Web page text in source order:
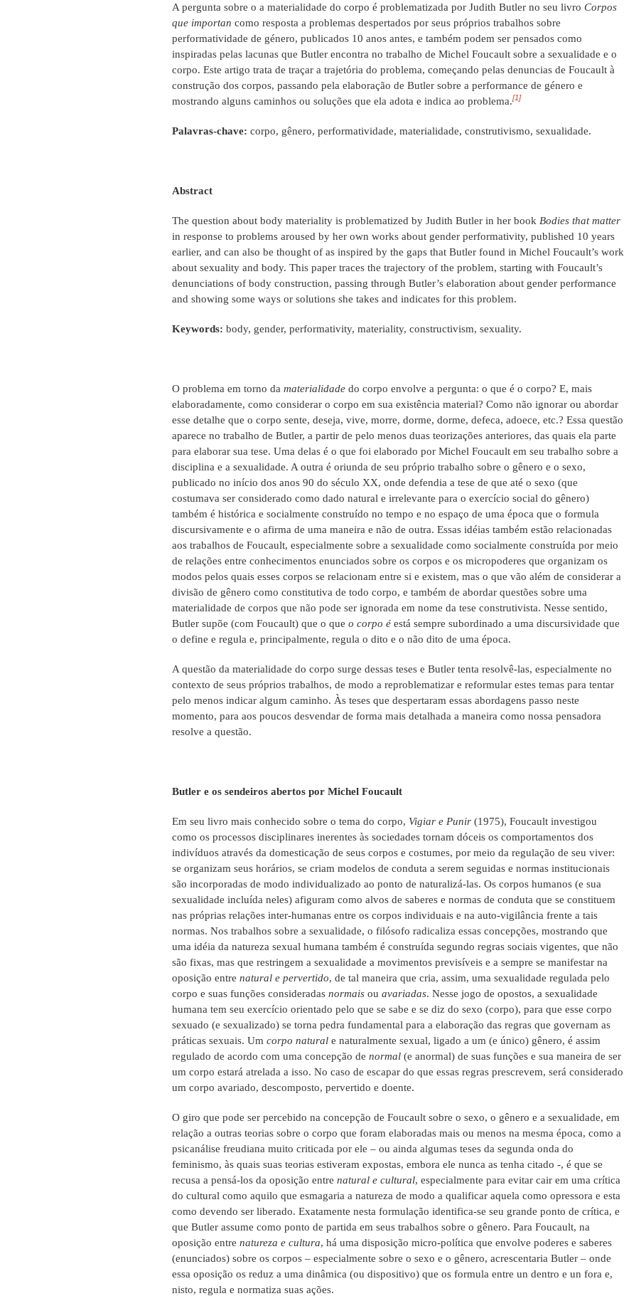
A pergunta sobre o a materialidade do corpo é problematizada por Judith Butler no seu livro Corpos
que importan como resposta a problemas despertados por seus próprios trabalhos sobre
performatividade de género, publicados 10 anos antes, e também podem ser pensados como
inspiradas pelas lacunas que Butler encontra no trabalho de Michel Foucault sobre a sexualidade e o
corpo. Este artigo trata de traçar a trajetória do problema, começando pelas denuncias de Foucault à
construção dos corpos, passando pela elaboração de Butler sobre a performance de género e
mostrando alguns caminhos ou soluções que ela adota e indica ao problema.[1]
Palavras-chave: corpo, gênero, performatividade, materialidade, construtivismo, sexualidade.
Abstract
The question about body materiality is problematized by Judith Butler in her book Bodies that matter
in response to problems aroused by her own works about gender performativity, published 10 years
earlier, and can also be thought of as inspired by the gaps that Butler found in Michel Foucault’s work
about sexuality and body. This paper traces the trajectory of the problem, starting with Foucault’s
denunciations of body construction, passing through Butler’s elaboration about gender performance
and showing some ways or solutions she takes and indicates for this problem.
Keywords: body, gender, performativity, materiality, constructivism, sexuality.
O problema em torno da materialidade do corpo envolve a pergunta: o que é o corpo? E, mais
elaboradamente, como considerar o corpo em sua existência material? Como não ignorar ou abordar
esse detalhe que o corpo sente, deseja, vive, morre, dorme, dorme, defeca, adoece, etc.? Essa questão
aparece no trabalho de Butler, a partir de pelo menos duas teorizações anteriores, das quais ela parte
para elaborar sua tese. Uma delas é o que foi elaborado por Michel Foucault em seu trabalho sobre a
disciplina e a sexualidade. A outra é oriunda de seu próprio trabalho sobre o gênero e o sexo,
publicado no início dos anos 90 do século XX, onde defendia a tese de que até o sexo (que
costumava ser considerado como dado natural e irrelevante para o exercício social do gênero)
também é histórica e socialmente construído no tempo e no espaço de uma época que o formula
discursivamente e o afirma de uma maneira e não de outra. Essas idéias também estão relacionadas
aos trabalhos de Foucault, especialmente sobre a sexualidade como socialmente construída por meio
de relações entre conhecimentos enunciados sobre os corpos e os micropoderes que organizam os
modos pelos quais esses corpos se relacionam entre si e existem, mas o que vão além de considerar a
divisão de gênero como constitutiva de todo corpo, e também de abordar questões sobre uma
materialidade de corpos que não pode ser ignorada em nome da tese construtivista. Nesse sentido,
Butler supõe (com Foucault) que o que o corpo é está sempre subordinado a uma discursividade que
o define e regula e, principalmente, regula o dito e o não dito de uma época.
A questão da materialidade do corpo surge dessas teses e Butler tenta resolvê-las, especialmente no
contexto de seus próprios trabalhos, de modo a reproblematizar e reformular estes temas para tentar
pelo menos indicar algum caminho. Às teses que despertaram essas abordagens passo neste
momento, para aos poucos desvendar de forma mais detalhada a maneira como nossa pensadora
resolve a questão.
Butler e os sendeiros abertos por Michel Foucault
Em seu livro mais conhecido sobre o tema do corpo, Vigiar e Punir (1975), Foucault investigou
como os processos disciplinares inerentes às sociedades tornam dóceis os comportamentos dos
indivíduos através da domesticação de seus corpos e costumes, por meio da regulação de seu viver:
se organizam seus horários, se criam modelos de conduta a serem seguidas e normas institucionais
são incorporadas de modo individualizado ao ponto de naturalizá-las. Os corpos humanos (e sua
sexualidade incluída neles) afiguram como alvos de saberes e normas de conduta que se constituem
nas próprias relações inter-humanas entre os corpos individuais e na auto-vigilância frente a tais
normas. Nos trabalhos sobre a sexualidade, o filósofo radicaliza essas concepções, mostrando que
uma idéia da natureza sexual humana também é construída segundo regras sociais vigentes, que não
são fixas, mas que restringem a sexualidade a movimentos previsíveis e a sempre se manifestar na
oposição entre natural e pervertido, de tal maneira que cria, assim, uma sexualidade regulada pelo
corpo e suas funções consideradas normais ou avariadas. Nesse jogo de opostos, a sexualidade
humana tem seu exercício orientado pelo que se sabe e se diz do sexo (corpo), para que esse corpo
sexuado (e sexualizado) se torna pedra fundamental para a elaboração das regras que governam as
práticas sexuais. Um corpo natural e naturalmente sexual, ligado a um (e único) gênero, é assim
regulado de acordo com uma concepção de normal (e anormal) de suas funções e sua maneira de ser
um corpo estará atrelada a isso. No caso de escapar do que essas regras prescrevem, será considerado
um corpo avariado, descomposto, pervertido e doente.
O giro que pode ser percebido na concepção de Foucault sobre o sexo, o gênero e a sexualidade, em
relação a outras teorias sobre o corpo que foram elaboradas mais ou menos na mesma época, como a
psicanálise freudiana muito criticada por ele – ou ainda algumas teses da segunda onda do
feminismo, às quais suas teorias estiveram expostas, embora ele nunca as tenha citado -, é que se
recusa a pensá-los da oposição entre natural e cultural, especialmente para evitar cair em uma crítica
do cultural como aquilo que esmagaria a natureza de modo a qualificar aquela como opressora e esta
como devendo ser liberado. Exatamente nesta formulação identifica-se seu grande ponto de crítica, e
que Butler assume como ponto de partida em seus trabalhos sobre o gênero. Para Foucault, na
oposição entre natureza e cultura, há uma disposição micro-política que envolve poderes e saberes
(enunciados) sobre os corpos – especialmente sobre o sexo e o gênero, acrescentaria Butler – onde
essa oposição os reduz a uma dinâmica (ou dispositivo) que os formula entre un dentro e un fora e,
nisto, regula e normatiza suas ações.